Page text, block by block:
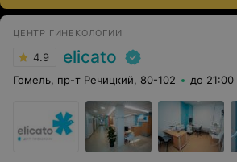
ЦЕНТР ГИНЕКОЛОГИИ
4.9 elicato
Гомель, пр-т Речицкий, 80-102 до 21:00